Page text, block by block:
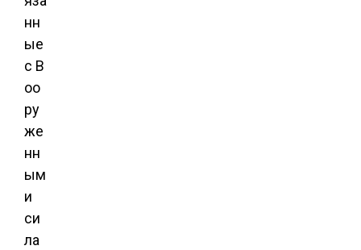
нн
ые
с В
оо
ру
же
нн
ым
и
си
ла